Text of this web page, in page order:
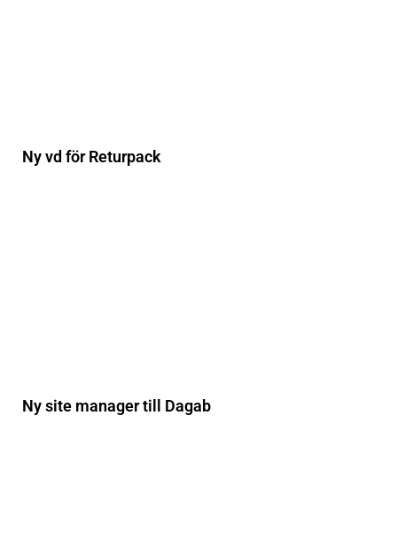
Ny vd för Returpack
Ny site manager till Dagab